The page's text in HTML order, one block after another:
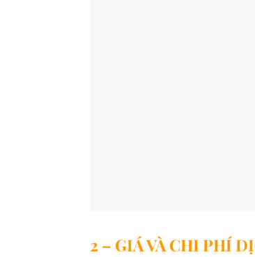
2 – GIÁ VÀ CHI PHÍ